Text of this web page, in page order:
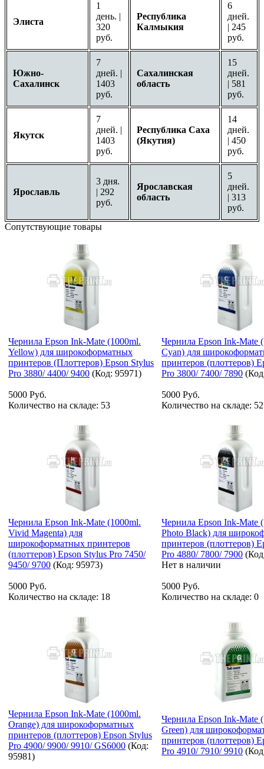
Элиста
1
день. |
320
руб.
Республика
Калмыкия
6
дней.
| 245
руб.
Южно-
Сахалинск
7
дней. |
1403
руб.
Сахалинская
область
15
дней.
| 581
руб.
Якутск
7
дней. |
1403
руб.
Республика Саха
(Якутия)
14
дней.
| 450
руб.
Ярославль
3 дня.
| 292
руб.
Ярославская
область
5
дней.
| 313
руб.
Сопутствующие товары
Чернила Epson Ink-Mate (1000ml.
Yellow) для широкоформатных
принтеров (Плоттеров) Epson Stylus
Pro 3880/ 4400/ 9400 (Код: 95971)
5000 Руб.
Количество на складе: 53
Чернила Epson Ink-Mate
Cyan) для
принтеров (плоттеров)
Pro 3800/ 7400/ 7890
5000 Руб.
Количество на складе: 52
Чернила Epson Ink-Mate (1000ml.
Vivid Magenta) для
широкоформатных принтеров
(плоттеров) Epson Stylus Pro 7450/
9450/ 9700 (Код: 95973)
5000 Руб.
Количество на складе: 18
Чернила Epson Ink-Mate
Photo Black) для
принтеров (плоттеров)
Pro 4880/ 7800/ 7900
Нет в наличии
5000 Руб.
Количество на складе: 0
Чернила Epson Ink-Mate (1000ml.
Orange) для широкоформатных
принтеров (плоттеров) Epson Stylus
Pro 4900/ 9900/ 9910/ GS6000 (Код:
95981)
Чернила Epson Ink-Mate
Green) для
принтеров (плоттеров)
Pro 4910/ 7910/ 9910